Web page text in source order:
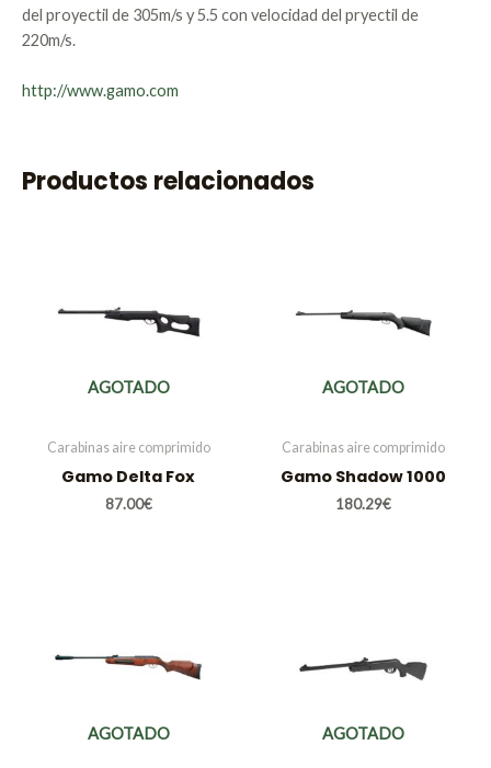
del proyectil de 305m/s y 5.5 con velocidad del pryectil de
220m/s.
http://www.gamo.com
Productos relacionados
AGOTADO
Carabinas aire comprimido
Gamo Delta Fox
87.00€
AGOTADO
Carabinas aire comprimido
Gamo Shadow 1000
180.29€
AGOTADO AGOTADO